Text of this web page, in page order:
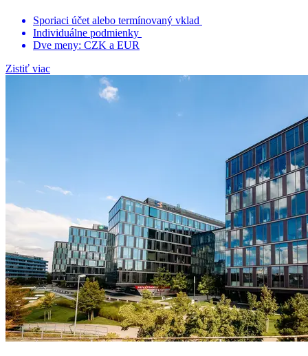
Sporiaci účet alebo termínovaný vklad
Individuálne podmienky
Dve meny: CZK a EUR
Zistiť viac